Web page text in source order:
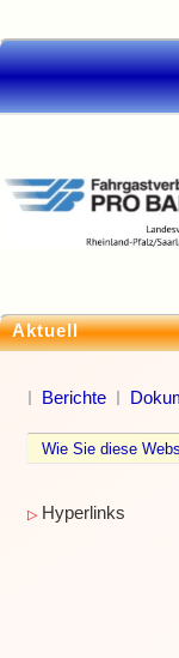
Aktuell
Berichte
Wie Sie diese
▷ Hyperlinks